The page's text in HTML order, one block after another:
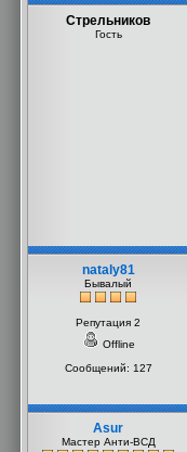
Стрельников
Гость
nataly81
Бывалый
Репутация 2
Offline
Сообщений: 127
Asur
Мастер Анти-ВСД